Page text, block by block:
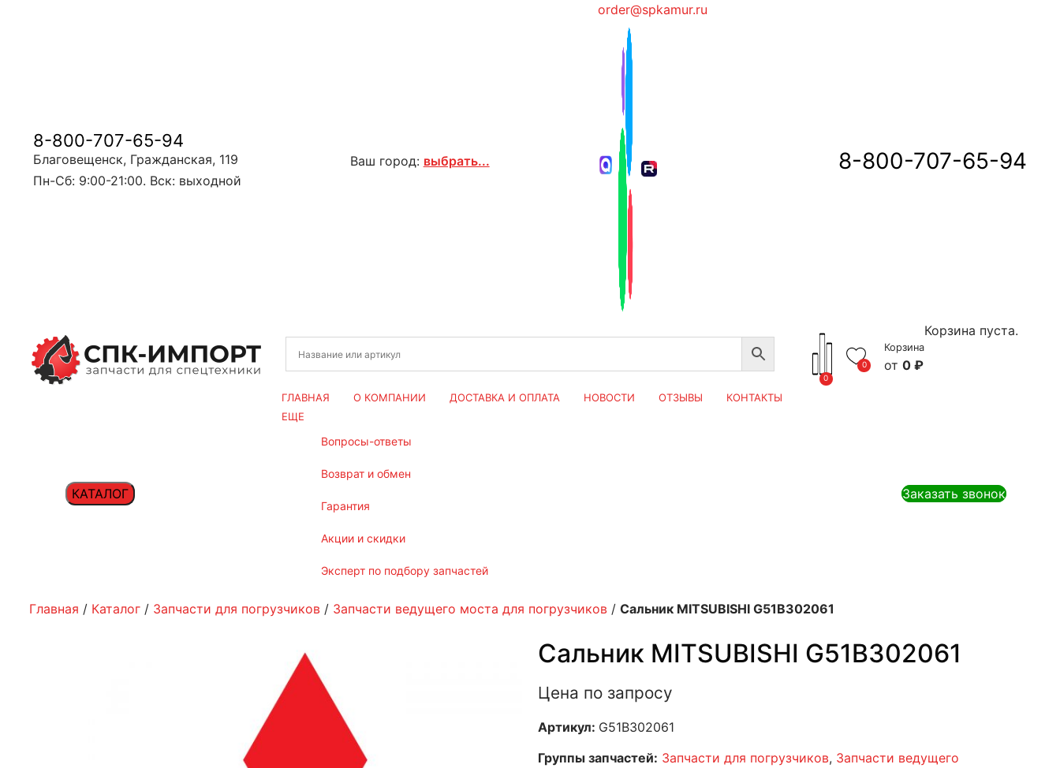
8-800-707-65-94
Благовещенск, Гражданская, 119
Пн-Сб: 9:00-21:00. Вск: выходной
Ваш город: выбрать...
order@spkamur.ru
8-800-707-65-94
0
0
Корзина
0 ₽
Корзина пуста.
КАТАЛОГ
ГЛАВНАЯ О КОМПАНИИ ДОСТАВКА И ОПЛАТА НОВОСТИ ОТЗЫВЫ
КОНТАКТЫ
ЕЩЕ
вопросы-ответы
возврат и обмен
гарантия
акции и скидки
эксперт по подбору запчастей
Заказать звонок
Главная / Каталог / Запчасти для погрузчиков / Запчасти ведущего моста для погрузчиков / Сальник MITSUBISHI G51B302061
Сальник MITSUBISHI G51B302061
Цена по запросу
Артикул: G51B302061
Группы запчастей: Запчасти для погрузчиков, Запчасти ведущего